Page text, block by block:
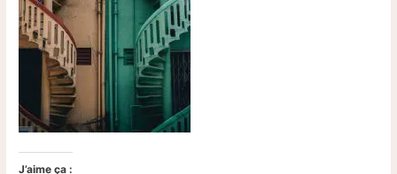
J’aime ça :